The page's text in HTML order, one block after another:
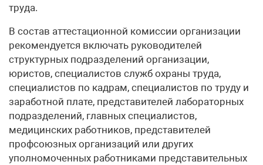
труда.
В состав аттестационной комиссии организации
рекомендуется включать руководителей
структурных подразделений организации,
юристов, специалистов служб охраны труда,
специалистов по кадрам, специалистов по труду и
заработной плате, представителей лабораторных
подразделений, главных специалистов,
медицинских работников, представителей
профсоюзных организаций или других
уполномоченных работниками представительных